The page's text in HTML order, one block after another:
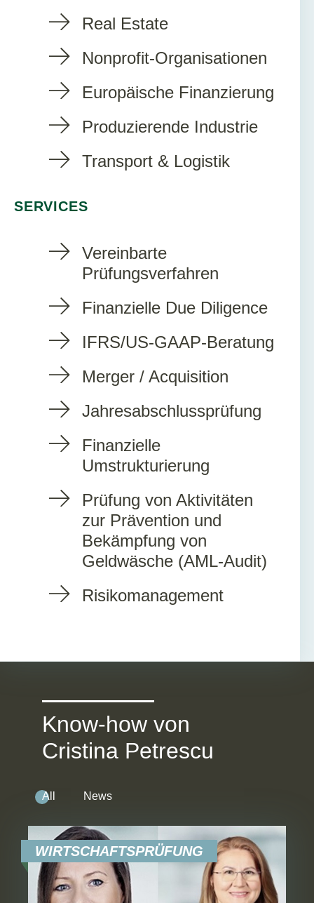
Real Estate
Nonprofit-Organisationen
Europäische Finanzierung
Produzierende Industrie
Transport & Logistik
SERVICES
Vereinbarte
Prüfungsverfahren
Finanzielle Due Diligence
IFRS/US-GAAP-Beratung
Merger / Acquisition
Jahresabschlussprüfung
Finanzielle
Umstrukturierung
Prüfung von Aktivitäten
zur Prävention und
Bekämpfung von
Geldwäsche (AML-Audit)
Risikomanagement
Know-how von
Cristina Petrescu
All News
WIRTSCHAFTSPRÜFUNG